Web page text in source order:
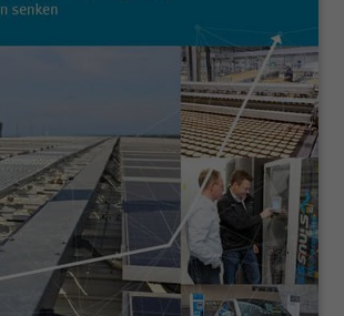
Website geht. Die erhobenen Daten
Quelle, aus der sie stammen, und die
Seiten in anonymisierter Form.
_gat_G-ZN01JG6TS4
Google Analytics
1 Minute
Dies ist ein von Google Analytics